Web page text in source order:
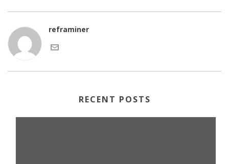
reframiner
RECENT POSTS